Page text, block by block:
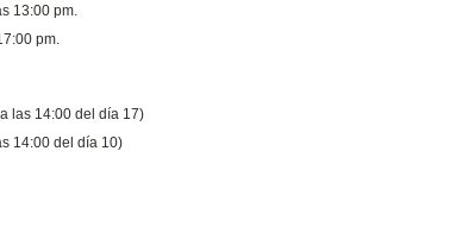
13:00 pm.
pm.
las 14:00 del día 17)
14:00 del día 10)